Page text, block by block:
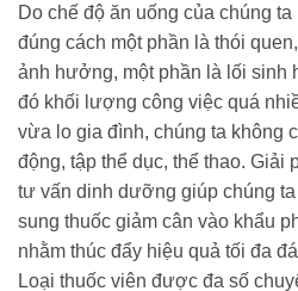
Do chế độ ăn uống của chúng
đúng cách một phần là thói
ảnh hưởng, một phần là lối sinh
đó khối lượng công việc quá
vừa lo gia đình, chúng ta không
động, tập thể dục, thể thao. Giải
tư vấn dinh dưỡng giúp chúng
sung thuốc giảm cân vào khẩu
nhằm thúc đẩy hiệu quả tối đa
Loại thuốc viên được đa số